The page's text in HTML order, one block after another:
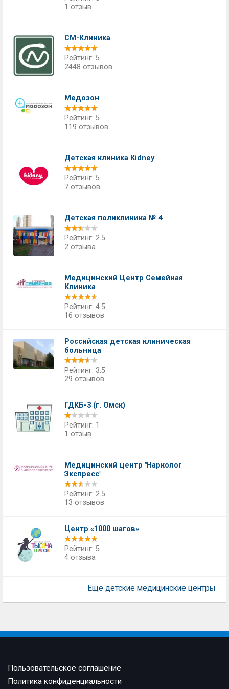
1 отзыв
СМ-Клиника
Рейтинг: 5
2448 отзывов
Медозон
Рейтинг: 5
119 отзывов
Детская клиника Кidney
Рейтинг: 5
7 отзывов
Детская поликлиника № 4
Рейтинг: 2.5
2 отзыва
Медицинский Центр Семейная
Клиника
Рейтинг: 4.5
16 отзывов
Российская детская клиническая
больница
Рейтинг: 3.5
29 отзывов
ГДКБ-3 (г. Омск)
Рейтинг: 1
1 отзыв
Медицинский центр "Нарколог
Экспресс"
Рейтинг: 2.5
13 отзывов
Центр «1000 шагов»
Рейтинг: 5
4 отзыва
Еще детские медицинские центры
Пользовательское соглашение
Политика конфиденциальности